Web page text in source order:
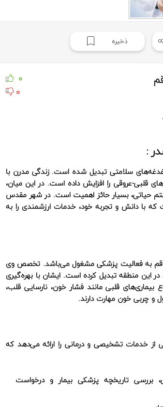
ذخیره
0
0
:
سلامتی تبدیل شده است. زندگی مدرن با
قلبی-عروقی را افزایش داده است. در این میان،
حیاتی، بسیار حائز اهمیت است. در شهر مقدس
با دانش و تجربه خود، خدمات ارزشمندی را به
به فعالیت پزشکی مشغول می‌باشد. تخصص وی
در این منطقه تبدیل کرده است. ایشان با بهره‌گیری
قلبی مانند فشار خون، نارسایی قلب،
و چربی خون مهارت دارند.
خدمات تشخیصی و درمانی را ارائه می‌دهد که
بررسی تاریخچه پزشکی بیمار و درخواست